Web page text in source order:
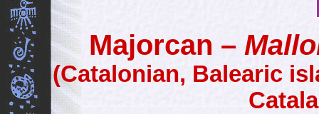
Majorcan –
(Catalonian, Balearic